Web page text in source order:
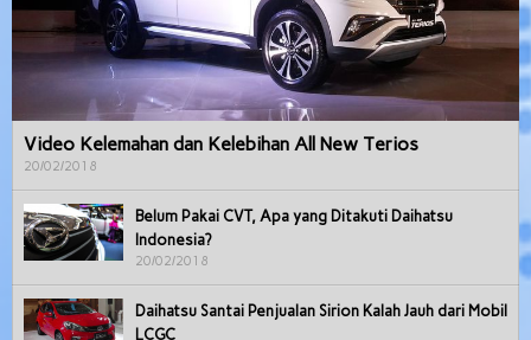
Video Kelemahan dan Kelebihan All New Terios
20/02/2018
Belum Pakai CVT, Apa yang Ditakuti Daihatsu
Indonesia?
20/02/2018
Daihatsu Santai Penjualan Sirion Kalah Jauh dari Mobil
LCGC